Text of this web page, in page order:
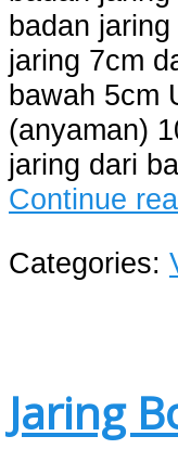
badan
jaring 7cm
bawah 5cm
(anyaman)
jaring dari
Continue
Categories:
Jaring